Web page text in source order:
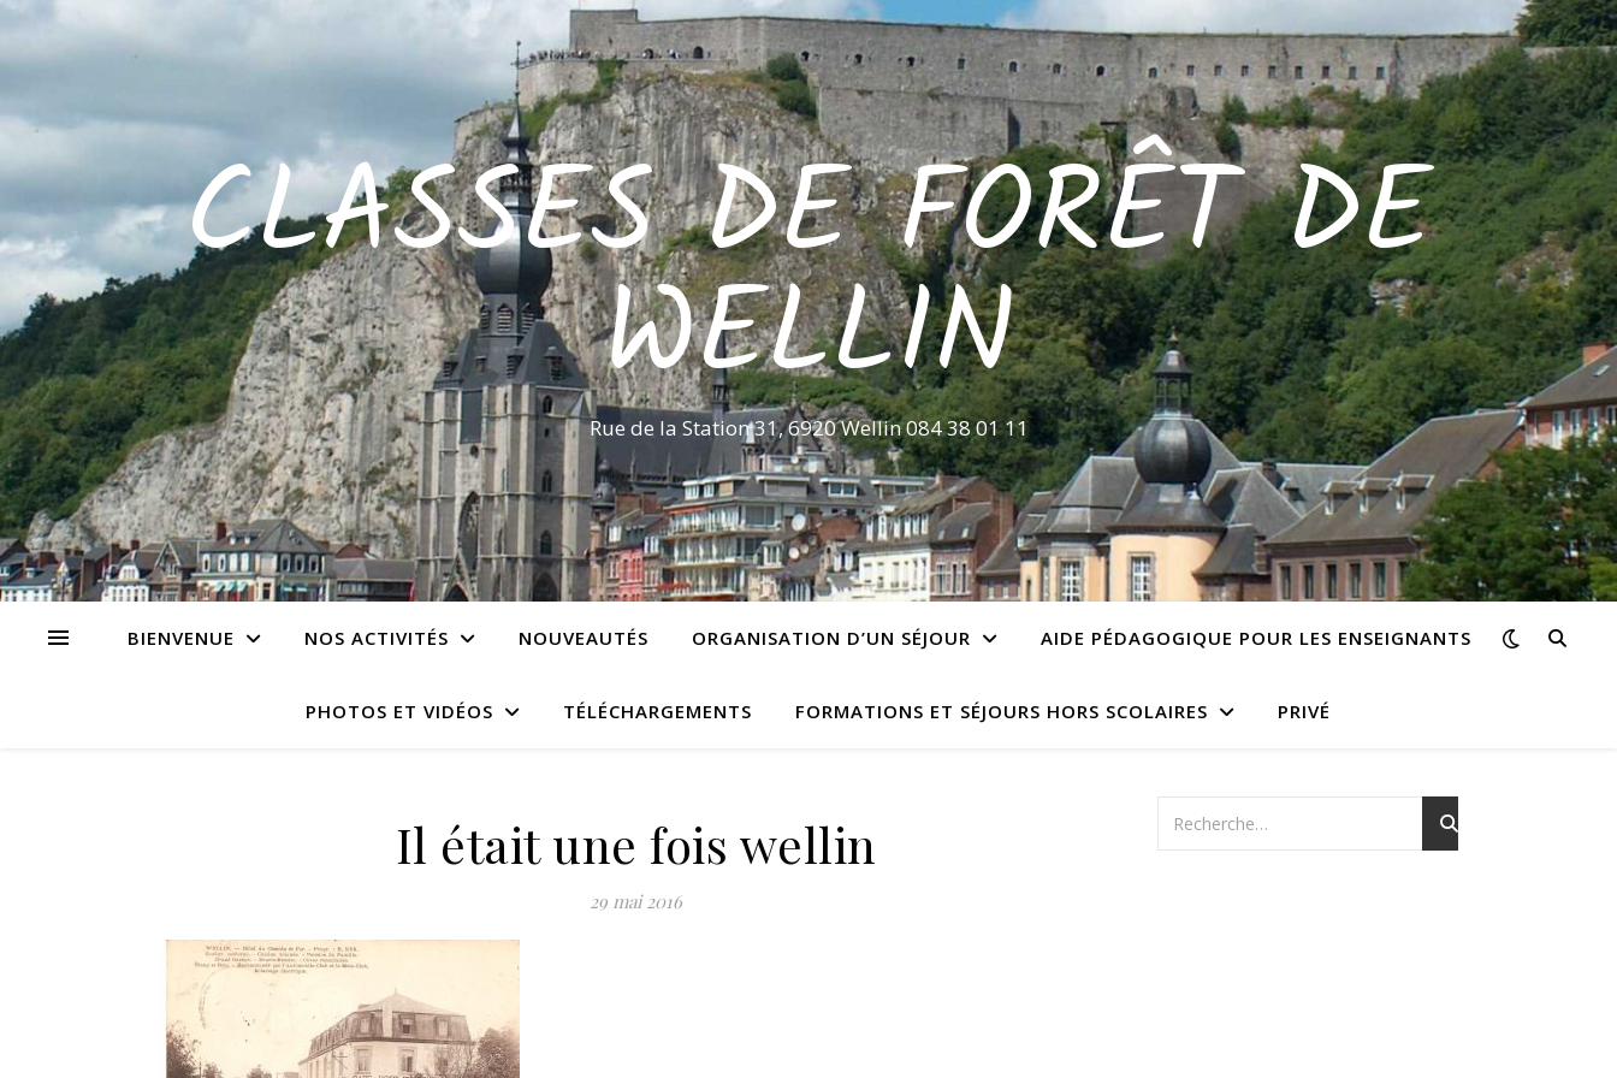
CLASSES DE FORÊT DE
WELLIN
Rue de la Station 31, 6920 Wellin 084 38 01 11
BIENVENUE NOS ACTIVITÉS NOUVEAUTÉS ORGANISATION D’UN SÉJOUR AIDE PÉDAGOGIQUE POUR LES ENSEIGNANTS
PHOTOS ET VIDÉOS TÉLÉCHARGEMENTS FORMATIONS ET SÉJOURS HORS SCOLAIRES PRIVÉ
Il était une fois wellin
29 mai 2016